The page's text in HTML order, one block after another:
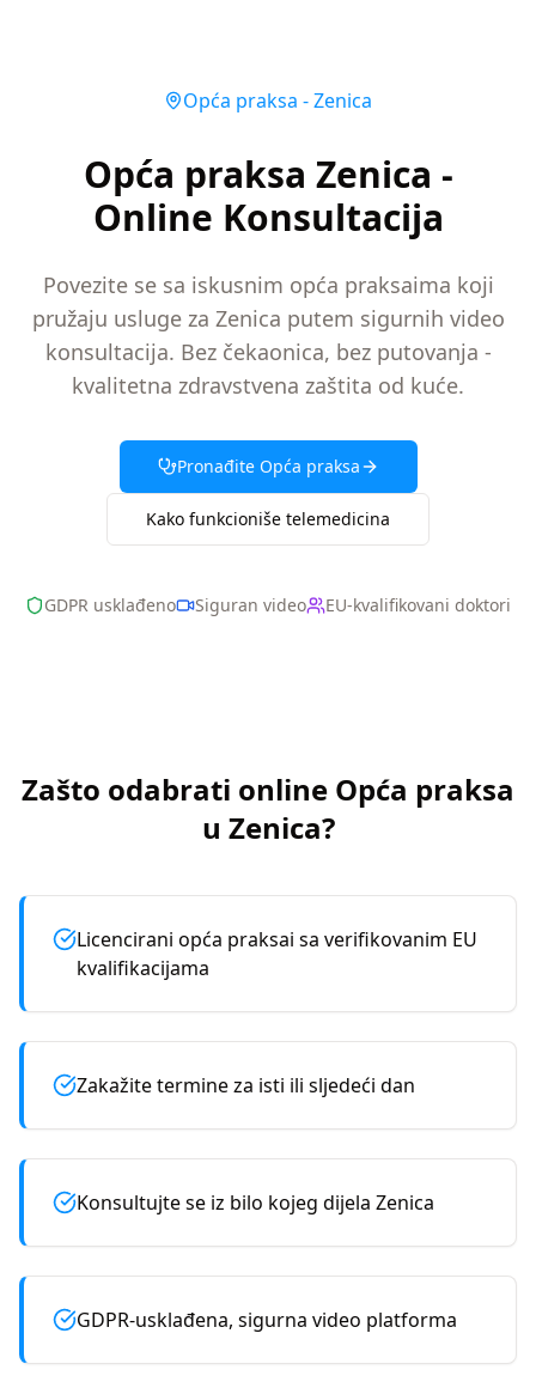
Opća praksa -Zenica
Opća praksa Zenica -
Online Konsultacija
Povezite se sa iskusnim opća praksaima koji
pružaju usluge za Zenica putem sigurnih video
konsultacija. Bez čekaonica, bez putovanja -
kvalitetna zdravstvena zaštita od kuće.
Pronađite Opća praksa
Kako funkcioniše telemedicina
GDPR usklađeno Siguran video EU-kvalifikovani doktori
Zašto odabrati online Opća praksa
u Zenica?
Licencirani opća praksai sa verifikovanim EU
kvalifikacijama
Zakažite termine za isti ili sljedeći dan
Konsultujte se iz bilo kojeg dijela Zenica
GDPR-usklađena, sigurna video platforma